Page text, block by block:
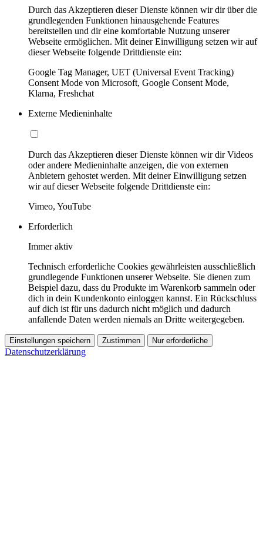
Durch das Akzeptieren dieser Dienste können wir dir über die
grundlegenden Funktionen hinausgehende Features
bereitstellen und dir eine komfortable Nutzung unserer
Webseite ermöglichen. Mit deiner Einwilligung setzen wir auf
dieser Webseite folgende Drittdienste ein:
Google Tag Manager, UET (Universal Event Tracking)
Consent Mode von Microsoft, Google Consent Mode,
Klarna, Freshchat
Externe Medieninhalte
Durch das Akzeptieren dieser Dienste können wir dir Videos
oder andere Medieninhalte anzeigen, die von externen
Anbietern gehostet werden. Mit deiner Einwilligung setzen
wir auf dieser Webseite folgende Drittdienste ein:
Vimeo, YouTube
Erforderlich
Immer aktiv
Technisch erforderliche Cookies gewährleisten ausschließlich
grundlegende Funktionen unserer Webseite. Sie dienen zum
Beispiel dazu, dass du Produkte im Warenkorb sammeln oder
dich in dein Kundenkonto einloggen kannst. Ein Rückschluss
auf dich ist für uns dadurch nicht möglich und dadurch
anfallende Daten werden niemals an Dritte weitergegeben.
Einstellungen speichern Zustimmen Nur erforderliche
Datenschutzerklärung